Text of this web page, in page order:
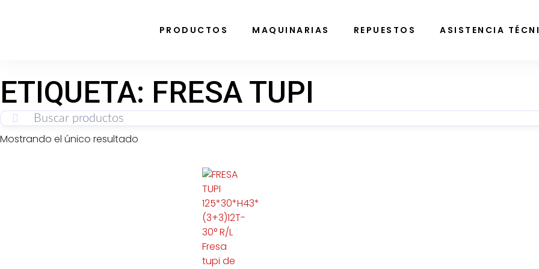
PRODUCTOS MAQUINARIAS REPUESTOS ASISTENCIA
ETIQUETA: FRESA TUPI
Mostrando el único resultado